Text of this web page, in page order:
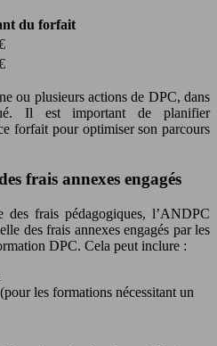
du forfait
ou plusieurs actions de DPC, dans
Il est important de planifier
forfait pour optimiser son parcours
frais annexes engagés
frais pédagogiques, l’ANDPC
des frais annexes engagés par les
DPC. Cela peut inclure :
les formations nécessitant un